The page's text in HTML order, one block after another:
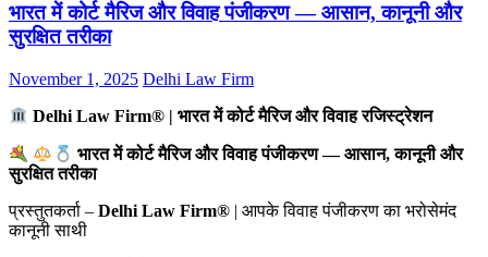
भारत में कोर्ट मैरिज और विवाह पंजीकरण — आसान, कानूनी और
सुरक्षित तरीका
November 1, 2025 Delhi Law Firm
Delhi Law Firm® | भारत में कोर्ट मैरिज और विवाह रजिस्ट्रेशन
भारत में कोर्ट मैरिज और विवाह पंजीकरण — आसान, कानूनी और
सुरक्षित तरीका
प्रस्तुतकर्ता – Delhi Law Firm® | आपके विवाह पंजीकरण का भरोसेमंद
कानूनी साथी